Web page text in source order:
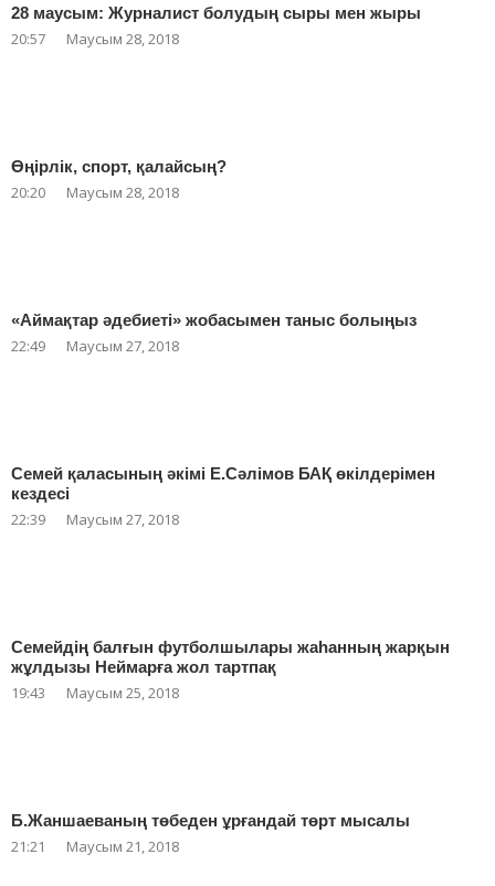
28 маусым: Журналист болудың сыры мен жыры
20:57 Маусым 28, 2018
Өңірлік, спорт, қалайсың?
20:20 Маусым 28, 2018
«Аймақтар әдебиеті» жобасымен таныс болыңыз
22:49 Маусым 27, 2018
Семей қаласының әкімі Е.Сәлімов БАҚ өкілдерімен
кездесі
22:39 Маусым 27, 2018
Семейдің балғын футболшылары жаһанның жарқын
жұлдызы Неймарға жол тартпақ
19:43 Маусым 25, 2018
Б.Жаншаеваның төбеден ұрғандай төрт мысалы
21:21 Маусым 21, 2018